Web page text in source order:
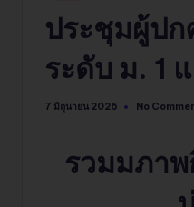
ประชุมผู้ปก
ระดับ ม. 1
7 มิถุนายน 2026 No
รวมมภาพ